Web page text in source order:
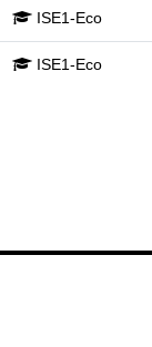
ISE1-Eco
ISE1-Eco